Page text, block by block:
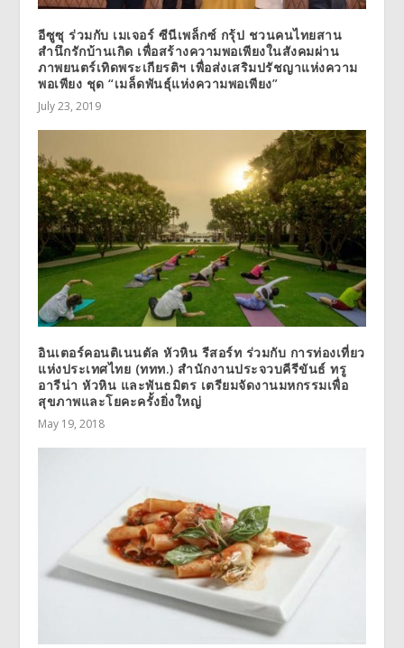
อีซูซุ ร่วมกับ เมเจอร์ ซีนีเพล็กซ์ กรุ้ป ชวนคนไทยสาน
สำนึกรักบ้านเกิด เพื่อสร้างความพอเพียงในสังคมผ่าน
ภาพยนตร์เทิดพระเกียรติฯ เพื่อส่งเสริมปรัชญาแห่งความ
พอเพียง ชุด “เมล็ดพันธุ์แห่งความพอเพียง”
July 23, 2019
อินเตอร์คอนติเนนตัล หัวหิน รีสอร์ท ร่วมกับ การท่องเที่ยว
แห่งประเทศไทย (ททท.) สำนักงานประจวบคีรีขันธ์ ทรู
อารีน่า หัวหิน และพันธมิตร เตรียมจัดงานมหกรรมเพื่อ
สุขภาพและโยคะครั้งยิ่งใหญ่
May 19, 2018